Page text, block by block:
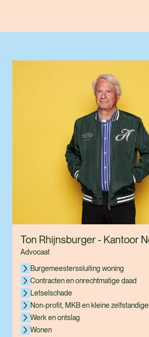
Ton Rhijnsburger - Kantoor
Advocaat
Burgemeesterssluiting woning
Contracten en onrechtmatige daad
Letselschade
Non-profit, MKB en kleine
Werk en ontslag
Wonen